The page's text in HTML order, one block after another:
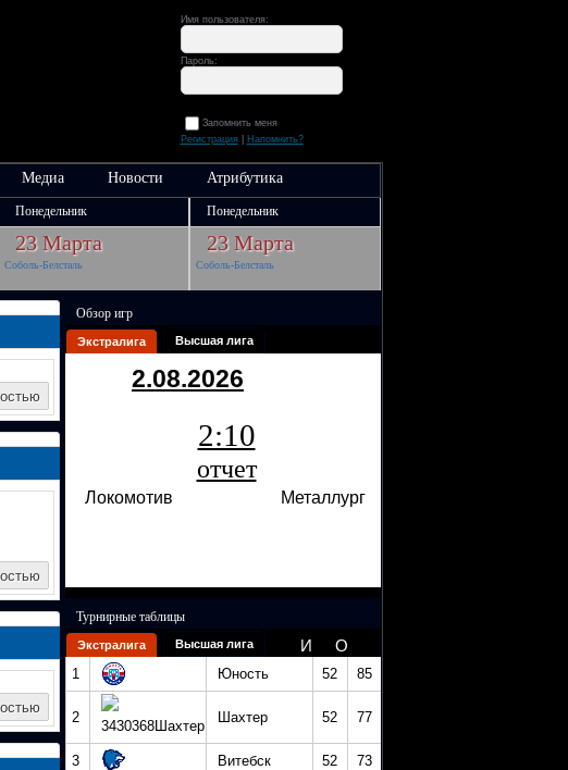
Имя пользователя:
Пароль:
Запомнить меня
Регистрация| Напомнить?
Медиа Новости Атрибутика
Понедельник Понедельник
23 Марта 23 Марта
Соболь-Белсталь Соболь-Белсталь
Обзор игр
Экстралига Высшая лига
2.08.2026
2:10
отчет
Локомотив Металлург
Турнирные таблицы
Экстралига Высшая лига И О
1 Юность 52 85
2 Шахтер 52 77
3 Витебск 52 73